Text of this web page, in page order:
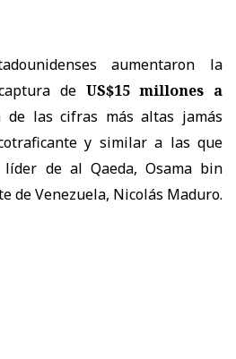
aumentaron la
de US$15 millones a
de las cifras más altas jamás
y similar a las que
líder de al Qaeda, Osama bin
de Venezuela, Nicolás Maduro.